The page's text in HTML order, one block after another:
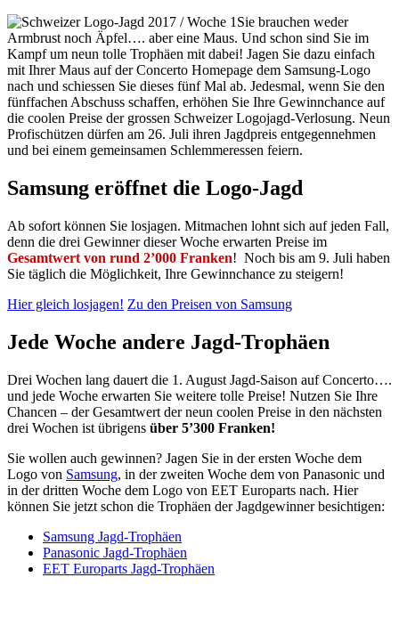
Sie brauchen weder
Armbrust noch Äpfel…. aber eine Maus. Und schon sind Sie im
Kampf um neun tolle Trophäen mit dabei! Jagen Sie dazu einfach
mit Ihrer Maus auf der Concerto Homepage dem Samsung-Logo
nach und schiessen Sie dieses fünf Mal ab. Jedesmal, wenn Sie den
fünffachen Abschuss schaffen, erhöhen Sie Ihre Gewinnchance auf
die coolen Preise der grossen Schweizer Logojagd-Verlosung. Neun
Profischützen dürfen am 26. Juli ihren Jagdpreis entgegennehmen
und bei einem gemeinsamen Schlemmeressen feiern.
Samsung eröffnet die Logo-Jagd
Ab sofort können Sie losjagen. Mitmachen lohnt sich auf jeden Fall,
denn die drei Gewinner dieser Woche erwarten Preise im
Gesamtwert von rund 2’000 Franken! Noch bis am 9. Juli haben
Sie täglich die Möglichkeit, Ihre Gewinnchance zu steigern!
Hier gleich losjagen! Zu den Preisen von Samsung
Jede Woche andere Jagd-Trophäen
Drei Wochen lang dauert die 1. August Jagd-Saison auf Concerto….
und jede Woche erwarten Sie weitere tolle Preise! Nutzen Sie Ihre
Chancen – der Gesamtwert der neun coolen Preise in den nächsten
drei Wochen ist übrigens über 5’300 Franken!
Sie wollen auch gewinnen? Jagen Sie in der ersten Woche dem
Logo von Samsung, in der zweiten Woche dem von Panasonic und
in der dritten Woche dem Logo von EET Europarts nach. Hier
können Sie jetzt schon die Trophäen der Jagdgewinner besichtigen:
Samsung Jagd-Trophäen
Panasonic Jagd-Trophäen
EET Europarts Jagd-Trophäen